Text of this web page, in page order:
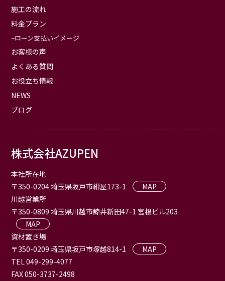
施工の流れ
料金プラン
ローン支払いイメージ
お客様の声
よくある質問
お役立ち情報
NEWS
ブログ
株式会社AZUPEN
本社所在地
〒350-0204 埼玉県坂戸市紺屋173-1
MAP
川越営業所
〒350-0809 埼玉県川越市鯨井新田47-1 宮根ビル203
MAP
資材置き場
〒350-0209 埼玉県坂戸市塚越814-1
MAP
TEL 049-299-4077
FAX 050-3737-2498